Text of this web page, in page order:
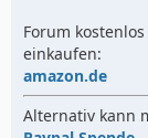
Forum
einkaufen:
amazon.de
Alternativ kann